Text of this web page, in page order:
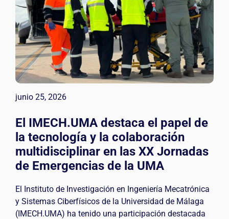
junio 25, 2026
El IMECH.UMA destaca el papel de
la tecnología y la colaboración
multidisciplinar en las XX Jornadas
de Emergencias de la UMA
El Instituto de Investigación en Ingeniería Mecatrónica
y Sistemas Ciberfísicos de la Universidad de Málaga
(IMECH.UMA) ha tenido una participación destacada